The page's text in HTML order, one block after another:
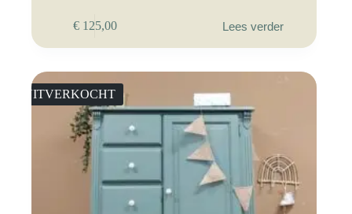
€125,00 Lees verder
UITVERKOCHT